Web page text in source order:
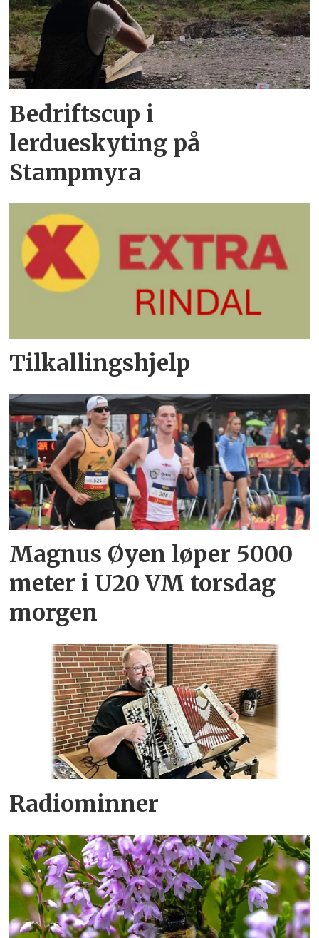
Bedriftscup i
lerdueskyting på
Stampmyra
Tilkallingshjelp
Magnus Øyen løper 5000
meter i U20 VM torsdag
morgen
Radiominner